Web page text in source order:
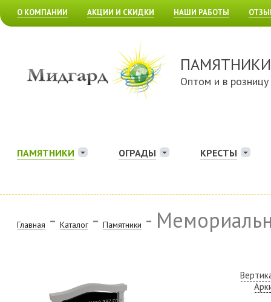
О КОМПАНИИ АКЦИИ И СКИДКИ НАШИ РАБОТЫ
ПАМЯТНИКИ
Оптом и в розницу
ПАМЯТНИКИ ОГРАДЫ КРЕСТЫ
Главная - Каталог - Памятники -